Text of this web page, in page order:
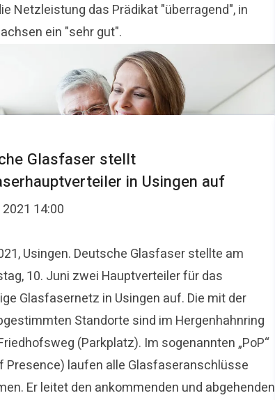
Netzleistung das Prädikat "überragend", in
ein "sehr gut".
Glasfaser stellt
in Usingen auf
14:00
Usingen. Deutsche Glasfaser stellte am
10. Juni zwei Hauptverteiler für das
Glasfasernetz in Usingen auf. Die mit der
Standorte sind im Hergenhahnring
(Parkplatz). Im sogenannten „PoP“
Presence) laufen alle Glasfaseranschlüsse
Er leitet den ankommenden und abgehenden